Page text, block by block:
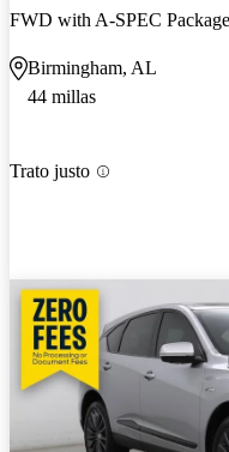
FWD with A-SPEC Package
Birmingham, AL
44 millas
Trato justo